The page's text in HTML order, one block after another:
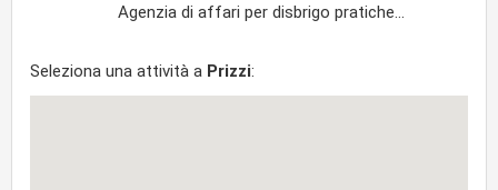
Agenzia di affari per disbrigo pratiche...
Seleziona una attività a Prizzi: